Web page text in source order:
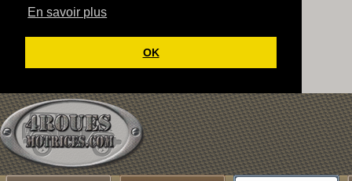
En savoir plus
OK